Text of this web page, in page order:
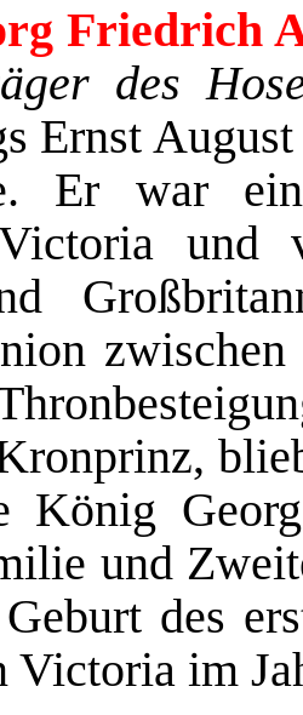
Friedrich
des
Ernst
Er war
und
König
und
des
Victoria im